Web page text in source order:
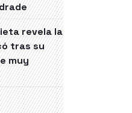
revela la
tras su
muy